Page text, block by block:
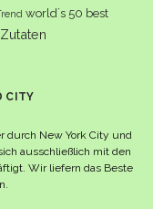
world´s 50 best
Zutaten
CITY
durch New York City und
ausschließlich mit den
Wir liefern das Beste